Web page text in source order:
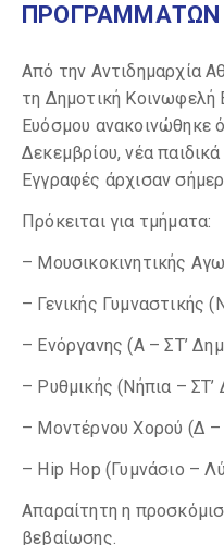
ΠΡΟΓΡΑΜΜΑΤΩΝ
Από την Αντιδημαρχία
τη Δημοτική Κοινωφελή
Ευόσμου ανακοινώθηκε
Δεκεμβρίου, νέα
Εγγραφές άρχισαν
Πρόκειται για τμήματα:
– Μουσικοκινητικής
– Γενικής Γυμναστικής
– Ενόργανης (Α – ΣΤ’
– Ρυθμικής (Νήπια – ΣΤ’
– Μοντέρνου Χορού (Δ –
– Hip Hop (Γυμνάσιο –
Απαραίτητη η
βεβαίωσης.